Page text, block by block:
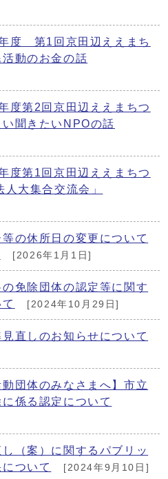
度 第1回京田辺ええまち
動のお金の話
度第2回京田辺ええまちつ
聞きたいNPOの話
度第1回京田辺ええまちつ
大集合交流会」
等の休所日の変更について
[2026年1月1日]
免除団体の認定等に関す
[2024年10月29日]
直しのお知らせについて
動団体のみなさまへ】市立
係る認定について
（案）に関するパブリッ
ついて
[2024年9月10日]